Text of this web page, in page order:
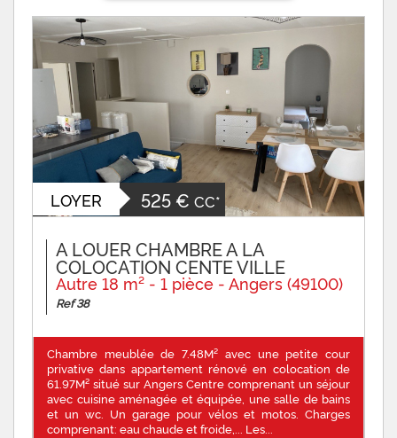
LOYER 525 € CC*
A LOUER CHAMBRE A LA
COLOCATION CENTE VILLE
Autre 18 m² - 1 pièce - Angers (49100)
Ref 38
Chambre meublée de 7.48M² avec une petite cour
privative dans appartement rénové en colocation de
61.97M² situé sur Angers Centre comprenant un séjour
avec cuisine aménagée et équipée, une salle de bains
et un wc. Un garage pour vélos et motos. Charges
comprenant: eau chaude et froide,... Les...